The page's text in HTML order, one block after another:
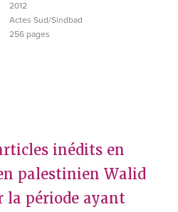
2012
Actes Sud/Sindbad
256 pages
inédits en
palestinien Walid
la période ayant